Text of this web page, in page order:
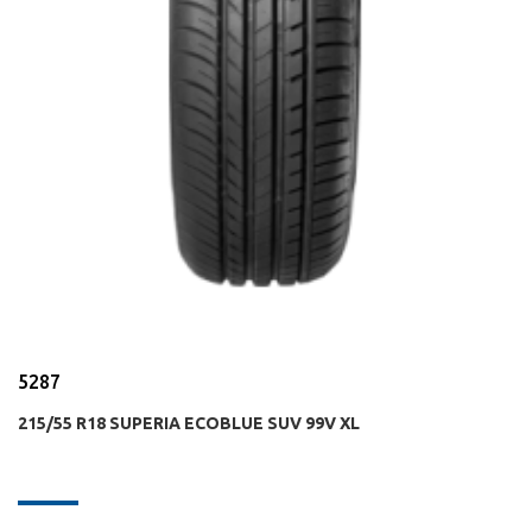
5287
215/55 R18 SUPERIA ECOBLUE SUV 99V XL